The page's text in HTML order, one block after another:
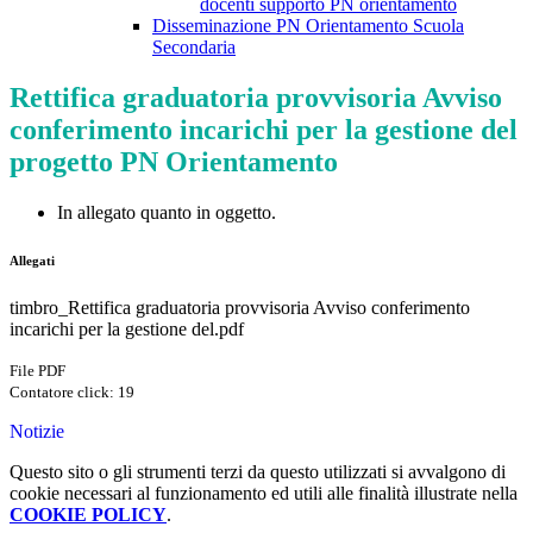
docenti supporto PN orientamento
Disseminazione PN Orientamento Scuola
Secondaria
Rettifica graduatoria provvisoria Avviso
conferimento incarichi per la gestione del
progetto PN Orientamento
In allegato quanto in oggetto.
Allegati
timbro_Rettifica graduatoria provvisoria Avviso conferimento
incarichi per la gestione del.pdf
File PDF
Contatore click: 19
Notizie
Questo sito o gli strumenti terzi da questo utilizzati si avvalgono di
cookie necessari al funzionamento ed utili alle finalità illustrate nella
COOKIE POLICY.